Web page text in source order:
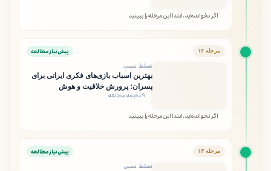
اگر نخوانده‌اید، ابتدا این مرحله را ببینید
مرحله ۱۲ پیش‌نیاز مطالعه
تسلط نسبی
بهترین اسباب بازی‌های فکری ایرانی برای
پسران: پرورش خلاقیت و هوش
۹ دقیقه مطالعه
اگر نخوانده‌اید، ابتدا این مرحله را ببینید
مرحله ۱۳ پیش‌نیاز مطالعه
تسلط نسبی